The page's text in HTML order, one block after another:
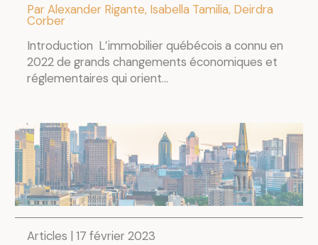
Par Alexander Rigante, Isabella Tamilia, Deirdra
Corber
Introduction L’immobilier québécois a connu en
2022 de grands changements économiques et
réglementaires qui orient...
Articles | 17 février 2023